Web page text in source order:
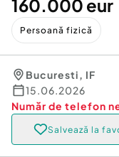
160.000 eur
Persoană fizică
Bucuresti, IF
15.06.2026
Număr de telefon
Salvează la